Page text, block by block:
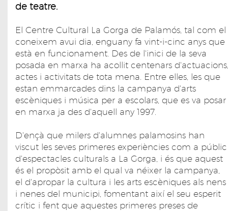
de teatre.
El Centre Cultural La Gorga de Palamós, tal com el
coneixem avui dia, enguany fa vint-i-cinc anys que
està en funcionament. Des de l'inici de la seva
posada en marxa ha acollit centenars d'actuacions,
actes i activitats de tota mena. Entre elles, les que
estan emmarcades dins la campanya d'arts
escèniques i música per a escolars, que es va posar
en marxa ja des d'aquell any 1997.
D'ençà que milers d'alumnes palamosins han
viscut les seves primeres experiències com a públic
d'espectacles culturals a La Gorga, i és que aquest
és el propòsit amb el qual va néixer la campanya,
el d'apropar la cultura i les arts escèniques als nens
i nenes del municipi, fomentant així el seu esperit
crític i fent que aquestes primeres preses de